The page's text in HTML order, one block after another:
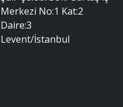
Merkezi No:1 Kat:2
Daire:3
Levent/İstanbul